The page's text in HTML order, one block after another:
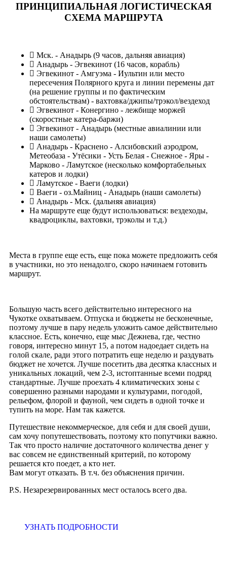
ПРИНЦИПИАЛЬНАЯ ЛОГИСТИЧЕСКАЯ
СХЕМА МАРШРУТА
Мск. - Анадырь (9 часов, дальняя авиация)
Анадырь - Эгвекинот (16 часов, корабль)
Эгвекинот - Амгуэма - Иультин или место
пересечения Полярного круга и линии перемены дат
(на решение группы и по фактическим
обстоятельствам) - вахтовка/джипы/трэкол/вездеход
Эгвекинот - Конергино - лежбище моржей
(скоростные катера-баржи)
Эгвекинот - Анадырь (местные авиалинии или
наши самолеты)
Анадырь - Краснено - Алсибовский аэродром,
Метеобаза - Утёсики - Усть Белая - Снежное - Яры -
Марково - Ламутское (несколько комфортабельных
катеров и лодки)
Ламутское - Ваеги (лодки)
Ваеги - оз.Майниц - Анадырь (наши самолеты)
Анадырь - Мск. (дальняя авиация)
На маршруте еще будут использоваться: вездеходы,
квадроциклы, вахтовки, трэколы и т.д.)
Места в группе еще есть, еще пока можете предложить себя
в участники, но это ненадолго, скоро начинаем готовить
маршрут.
Большую часть всего действительно интересного на
Чукотке охватываем. Отпуска и бюджеты не бесконечные,
поэтому лучше в пару недель уложить самое действительно
классное. Есть, конечно, еще мыс Дежнева, где, честно
говоря, интересно минут 15, а потом надоедает сидеть на
голой скале, ради этого потратить еще неделю и раздувать
бюджет не хочется. Лучше посетить два десятка классных и
уникальных локаций, чем 2-3, истоптанные всеми подряд
стандартные. Лучше проехать 4 климатических зоны с
совершенно разными народами и культурами, погодой,
рельефом, флорой и фауной, чем сидеть в одной точке и
тупить на море. Нам так кажется.
Путешествие некоммерческое, для себя и для своей души,
сам хочу попутешествовать, поэтому кто попутчики важно.
Так что просто наличие достаточного количества денег у
вас совсем не единственный критерий, по которому
решается кто поедет, а кто нет.
Вам могут отказать. В т.ч. без объяснения причин.
P.S. Незарезервированных мест осталось всего два.
УЗНАТЬ ПОДРОБНОСТИ